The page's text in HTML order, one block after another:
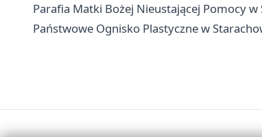
Parafia Matki Bożej Nieustającej Pomocy
Państwowe Ognisko Plastyczne w